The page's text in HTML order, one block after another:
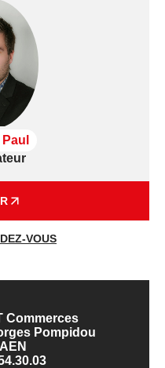
avec une
visite !
auxquels ce bien
sur le site Géorisques
VOUS
Commerces
Pompidou